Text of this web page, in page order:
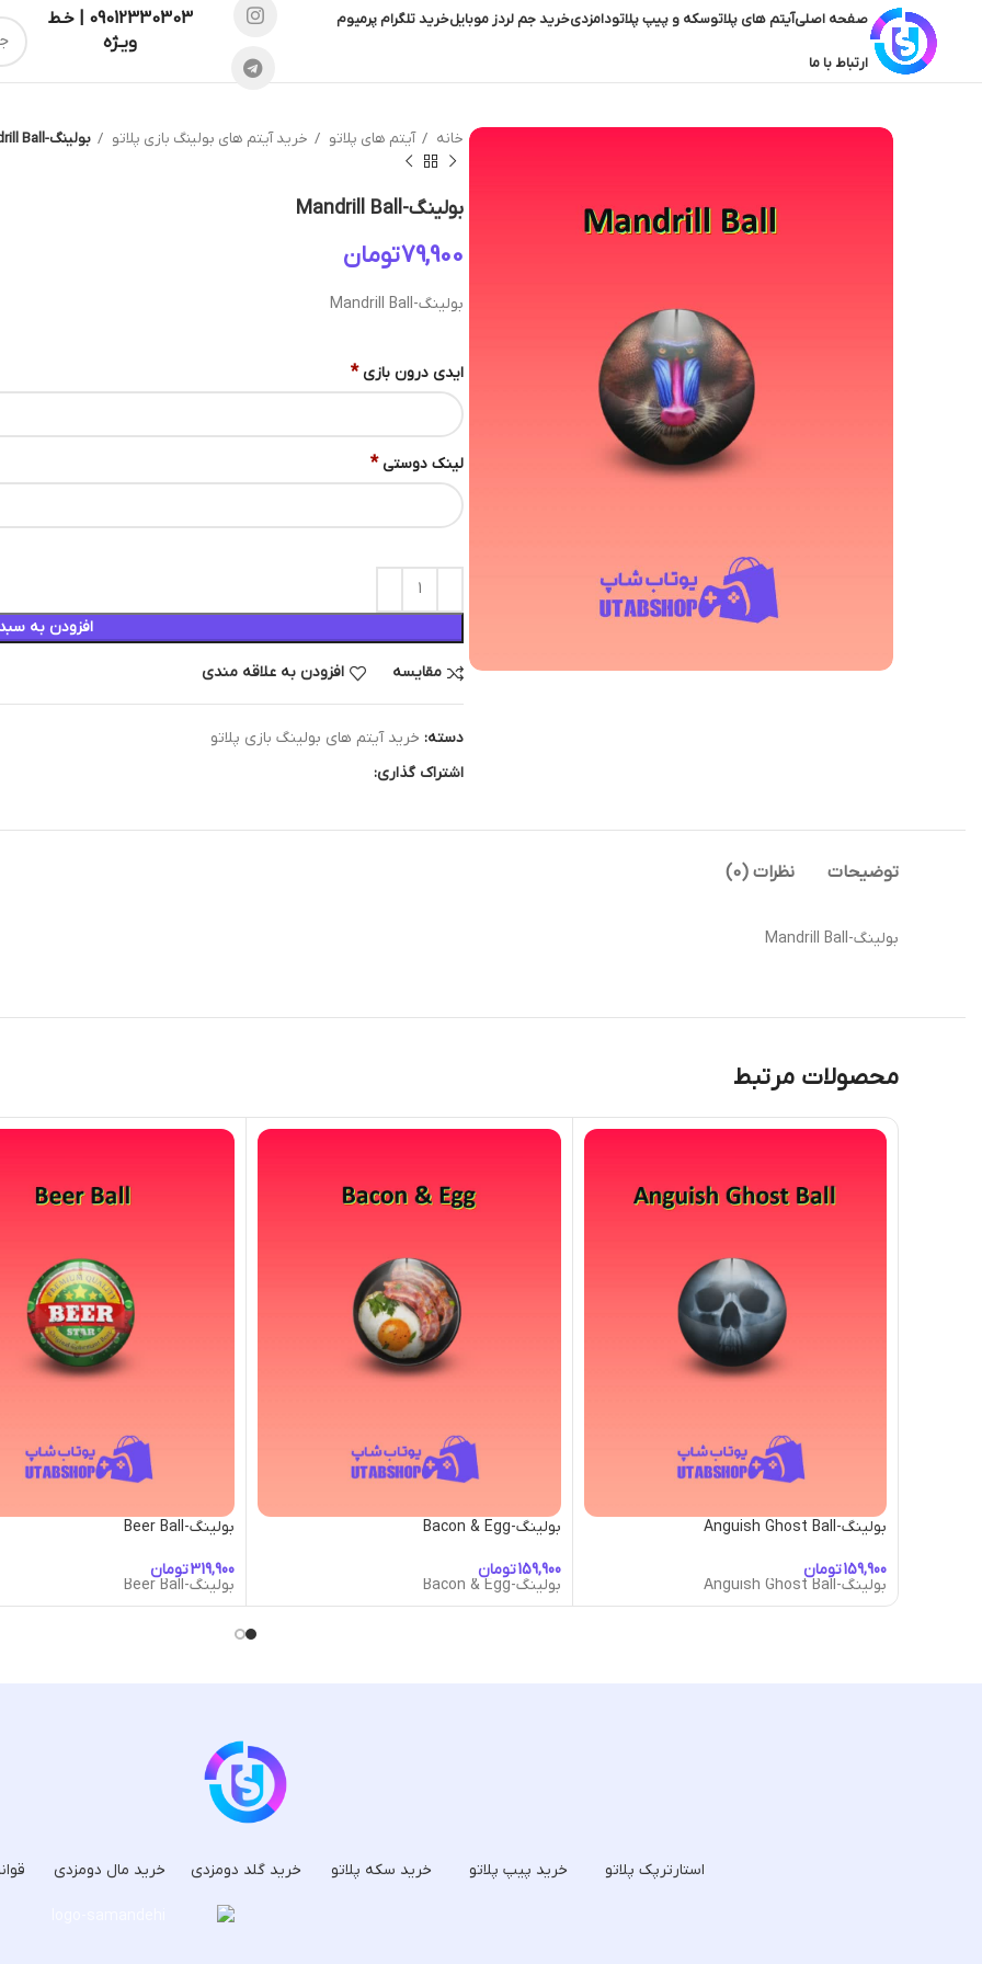
صفحه اصلیآیتم های پلاتوسکه و پیپ پلاتودامزدیخرید جم لردز موبایلخرید تلگرام پرمیوم
ارتباط با ما
09012330303 | خـط
ویـژه
خانه آیتم های پلاتو خرید آیتم های بولینگ بازی پلاتو بولینگ-Mandrill Ball
بولینگ-Mandrill Ball
تومان
بولینگ-Mandrill Ball
ایدی درون بازی *
لینک دوستی *
افزودن به
مقایسه افزودن به علاقه مندی
دسته: خرید آیتم های بولینگ بازی پلاتو
اشتراک گذاری:
توضیحات نظرات (0)
بولینگ-Mandrill Ball
محصولات مرتبط
بولینگ-Anguish Ghost Ball
تومان
بولینگ-Anguish Ghost Ball
بولینگ-Bacon & Egg
تومان
بولینگ-Bacon & Egg
بولینگ-Beer Ball
تومان
بولینگ-Beer Ball
استارترپک پلاتو خرید پیپ پلاتو خرید سکه پلاتو خرید گلد دومزدی خرید مال دومزدی